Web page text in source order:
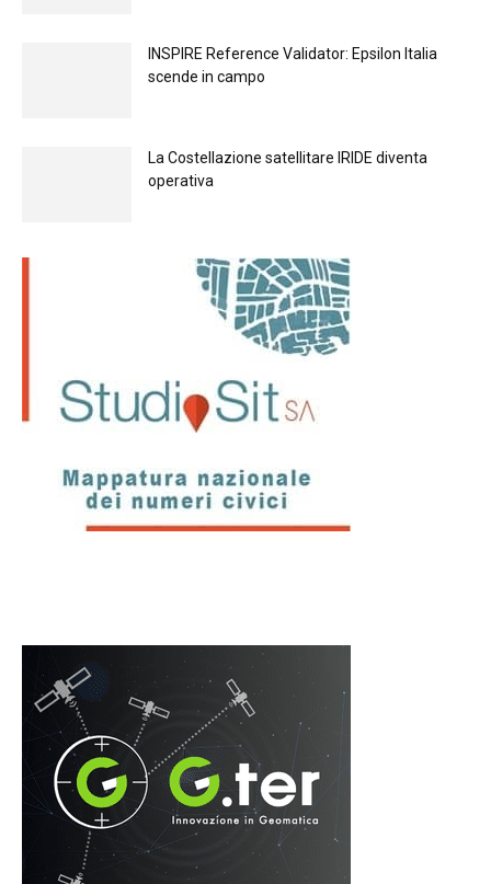
INSPIRE Reference Validator: Epsilon Italia
scende in campo
La Costellazione satellitare IRIDE diventa
operativa